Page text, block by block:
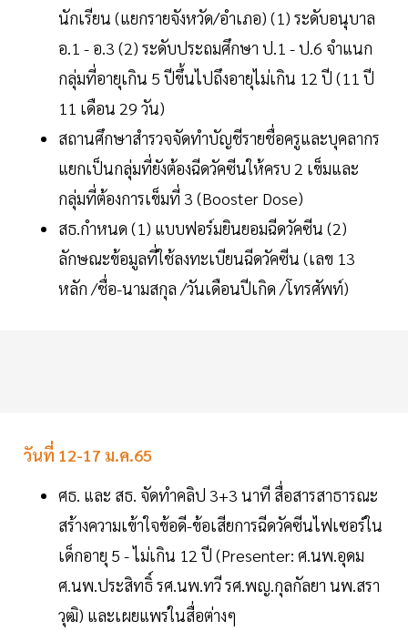
นักเรียน (แยกรายจังหวัด/อำเภอ) (1) ระดับอนุบาล
อ.1 - อ.3 (2) ระดับประถมศึกษา ป.1 - ป.6 จำแนก
กลุ่มที่อายุเกิน 5 ปีขึ้นไปถึงอายุไม่เกิน 12 ปี (11 ปี
11 เดือน 29 วัน)
สถานศึกษาสำรวจจัดทำบัญชีรายชื่อครูและบุคลากร
แยกเป็นกลุ่มที่ยังต้องฉีดวัคซีนให้ครบ 2 เข็มและ
กลุ่มที่ต้องการเข็มที่ 3 (Booster Dose)
สธ.กำหนด (1) แบบฟอร์มยินยอมฉีดวัคซีน (2)
ลักษณะข้อมูลที่ใช้ลงทะเบียนฉีดวัคซีน (เลข 13
หลัก /ชื่อ-นามสกุล /วันเดือนปีเกิด /โทรศัพท์)
วันที่ 12-17 ม.ค.65
ศธ. และ สธ. จัดทำคลิป 3+3 นาที สื่อสารสาธารณะ
สร้างความเข้าใจข้อดี-ข้อเสียการฉีดวัคซีนไฟเซอร์ใน
เด็กอายุ 5 - ไม่เกิน 12 ปี (Presenter: ศ.นพ.อุดม
ศ.นพ.ประสิทธิ์ รศ.นพ.ทวี รศ.พญ.กุลกัลยา นพ.สรา
วุฒิ) และเผยแพร่ในสื่อต่างๆ